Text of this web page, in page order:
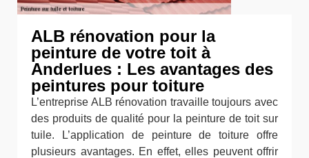
ALB rénovation pour la
peinture de votre toit à
Anderlues : Les avantages des
peintures pour toiture
L’entreprise ALB rénovation travaille toujours avec
des produits de qualité pour la peinture de toit sur
tuile. L’application de peinture de toiture offre
plusieurs avantages. En effet, elles peuvent offrir